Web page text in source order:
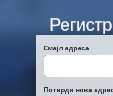
Емајл адреса
Потврди нова